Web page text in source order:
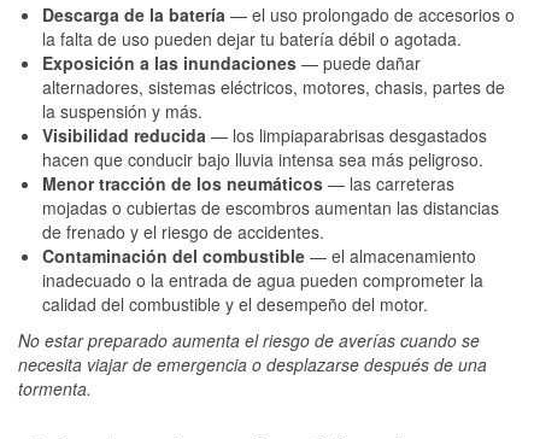
Descarga de la batería — el uso prolongado de accesorios o
la falta de uso pueden dejar tu batería débil o agotada.
Exposición a las inundaciones — puede dañar
alternadores, sistemas eléctricos, motores, chasis, partes de
la suspensión y más.
Visibilidad reducida — los limpiaparabrisas desgastados
hacen que conducir bajo lluvia intensa sea más peligroso.
Menor tracción de los neumáticos — las carreteras
mojadas o cubiertas de escombros aumentan las distancias
de frenado y el riesgo de accidentes.
Contaminación del combustible — el almacenamiento
inadecuado o la entrada de agua pueden comprometer la
calidad del combustible y el desempeño del motor.
No estar preparado aumenta el riesgo de averías cuando se
necesita viajar de emergencia o desplazarse después de una
tormenta.